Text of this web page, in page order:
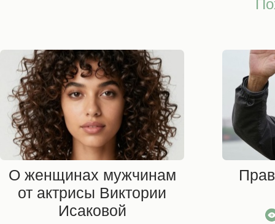
О женщинах мужчинам
от актрисы Виктории
Исаковой